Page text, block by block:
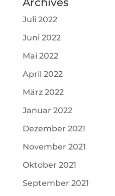
Juli 2022
Juni 2022
Mai 2022
April 2022
März 2022
Januar 2022
Dezember 2021
November 2021
Oktober 2021
September 2021